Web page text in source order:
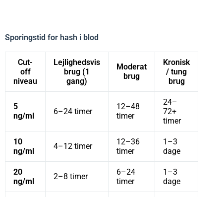
Sporingstid for hash i blod
Cut-
off
niveau
Lejlighedsvis
brug (1
gang)
Moderat
brug
Kronisk
/ tung
brug
5
ng/ml
6–24 timer
12–48
timer
24–
72+
timer
10
ng/ml
4–12 timer
12–36
timer
1–3
dage
20
ng/ml
2–8 timer
6–24
timer
1–3
dage